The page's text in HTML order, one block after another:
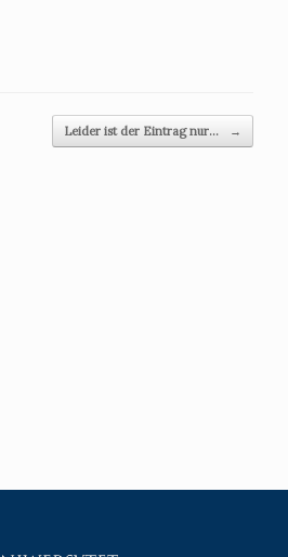
Leider ist der Eintrag nur… →